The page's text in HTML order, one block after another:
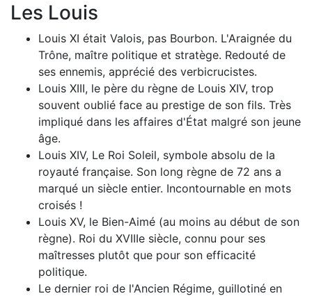
Les Louis
Louis XI était Valois, pas Bourbon. L'Araignée du
Trône, maître politique et stratège. Redouté de
ses ennemis, apprécié des verbicrucistes.
Louis XIII, le père du règne de Louis XIV, trop
souvent oublié face au prestige de son fils. Très
impliqué dans les affaires d'État malgré son jeune
âge.
Louis XIV, Le Roi Soleil, symbole absolu de la
royauté française. Son long règne de 72 ans a
marqué un siècle entier. Incontournable en mots
croisés !
Louis XV, le Bien-Aimé (au moins au début de son
règne). Roi du XVIIIe siècle, connu pour ses
maîtresses plutôt que pour son efficacité
politique.
Le dernier roi de l'Ancien Régime, guillotiné en